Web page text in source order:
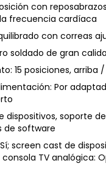
con
frecuencia cardíaca
con correas
soldado de gran
15 posiciones, arriba
Por
dispositivos, soporte
de software
Sí; screen cast de
TV analógica: